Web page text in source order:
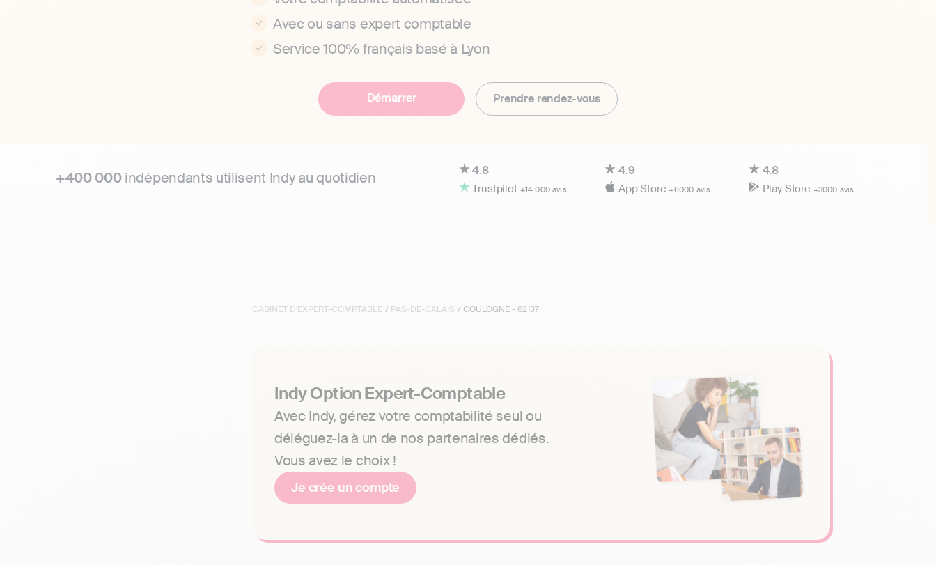
Avec ou sans expert comptable
Service 100% français basé à Lyon
Démarrer Prendre rendez-vous
+400 000indépendants utilisent Indy au quotidien 4.8
Trustpilot +14 000 avis
4.9
App Store+6000 avis
4.8
Play Store +3000 avis
CABINET D'EXPERT-COMPTABLE / PAS-DE-CALAIS / COULOGNE - 62137
Indy Option Expert-Comptable
Avec Indy, gérez votre comptabilité seul ou
déléguez-la à un de nos partenaires dédiés.
Vous avez le choix !
Je crée un compte